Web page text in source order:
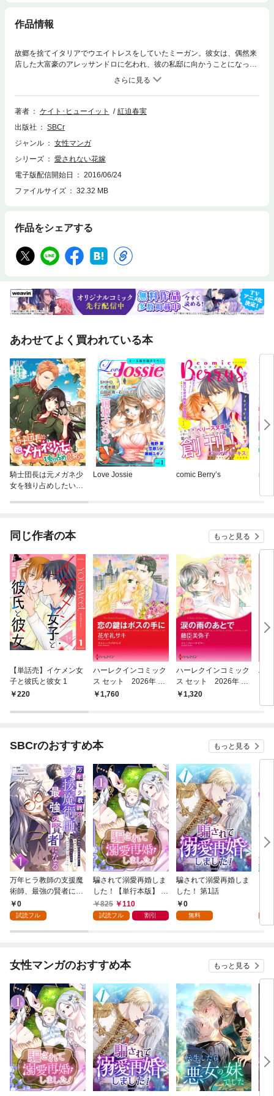
作品情報
故郷を捨てイタリアでウエイトレスをしていたミーガン。彼女は、偶然来
店した大富豪のアレッサンドロに乞われ、彼の私邸に向かうことになっ
た。過去につらい恋を経験したミーガンは、同じオーラを感じる彼と一緒
に過ごすうち自然と彼に惹かれていった。そんな時、アレッサンドロがい
きなり結婚しようと言いだした。そして、この結婚の条件は愛してはいけ
ないことだと。なぜ、愛を拒むの？ それでもミーガンは愛されることの
著者 ケイト･ヒューイット
紅迫春実
出版社
SBCr
ジャンル
女性マンガ
シリーズ
愛されない花嫁
電子版配信開始日
2016/06/24
ファイルサイズ
32.32 MB
作品をシェアする
あわせてよく買われている本
騎士団長は元メガネ少
女を独り占めしたい
Love Jossie comic Berry’s
同じ作者の本 もっと見る
【単話売】イケメン女
子と彼氏と彼女 1
220
ハーレクインコミック
ス セット 2026年 vo
l.923
1,760
ハーレクインコミック
ス セット 2026年 vo
l.859
1,320
ハ
SBCrのおすすめ本 もっと見る
万年ヒラ教師の支援魔
術師、最強の賢者にな
る～不人気の支援魔術
師は給料泥棒だと魔術
が、出世した元教え子
らない件～ 第1話
0
試読フル
騙されて溺愛再婚しま
した！【単行本版】 1
巻825 110
試読フル 割引
騙されて溺愛再婚しま
した！ 第1話
0
無料
女性マンガのおすすめ本 もっと見る